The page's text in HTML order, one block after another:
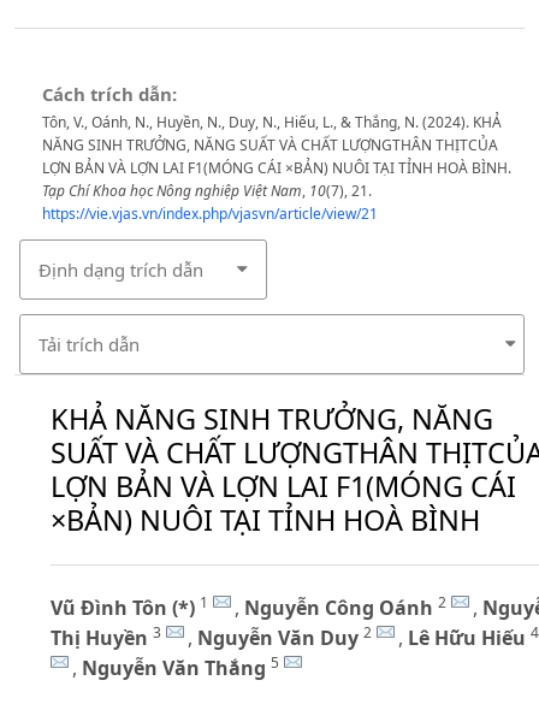
Cách trích dẫn:
Tôn, V., Oánh, N., Huyền, N., Duy, N., Hiếu, L., & Thắng, N. (2024). KHẢ
NĂNG SINH TRƯỞNG, NĂNG SUẤT VÀ CHẤT LƯỢNGTHÂN THỊTCỦA
LỢN BẢN VÀ LỢN LAI F1(MÓNG CÁI ×BẢN) NUÔI TẠI TỈNH HOÀ BÌNH.
Tạp Chí Khoa học Nông nghiệp Việt Nam, 10(7), 21.
https://vie.vjas.vn/index.php/vjasvn/article/view/21
Định dạng trích dẫn
Tải trích dẫn
KHẢ NĂNG SINH TRƯỞNG, NĂNG
SUẤT VÀ CHẤT LƯỢNGTHÂN
LỢN BẢN VÀ LỢN LAI F1(MÓNG CÁI
×BẢN) NUÔI TẠI TỈNH HOÀ BÌNH
Vũ Đình Tôn (*) 1 , Nguyễn Công Oánh 2 ,
Thị Huyền 3 , Nguyễn Văn Duy 2 , Lê Hữu Hiếu 4
, Nguyễn Văn Thắng 5